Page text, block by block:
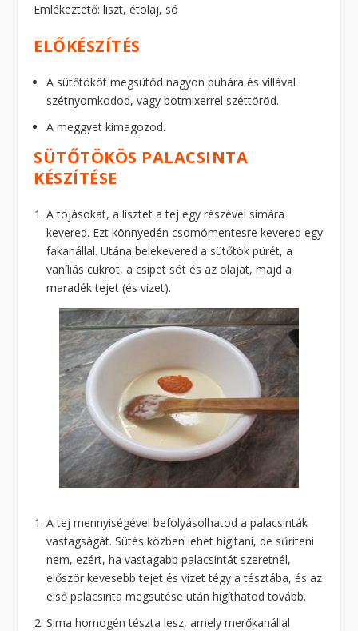
Emlékeztető: liszt, étolaj, só
ELŐKÉSZÍTÉS
A sütőtököt megsütöd nagyon puhára és villával
szétnyomkodod, vagy botmixerrel széttöröd.
A meggyet kimagozod.
SÜTŐTÖKÖS PALACSINTA
KÉSZÍTÉSE
A tojásokat, a lisztet a tej egy részével simára
kevered. Ezt könnyedén csomómentesre kevered egy
fakanállal. Utána belekevered a sütőtök pürét, a
vaníliás cukrot, a csipet sót és az olajat, majd a
maradék tejet (és vizet).
A tej mennyiségével befolyásolhatod a palacsinták
vastagságát. Sütés közben lehet hígítani, de sűríteni
nem, ezért, ha vastagabb palacsintát szeretnél,
először kevesebb tejet és vizet tégy a tésztába, és az
első palacsinta megsütése után hígíthatod tovább.
Sima homogén tészta lesz, amely merőkanállal